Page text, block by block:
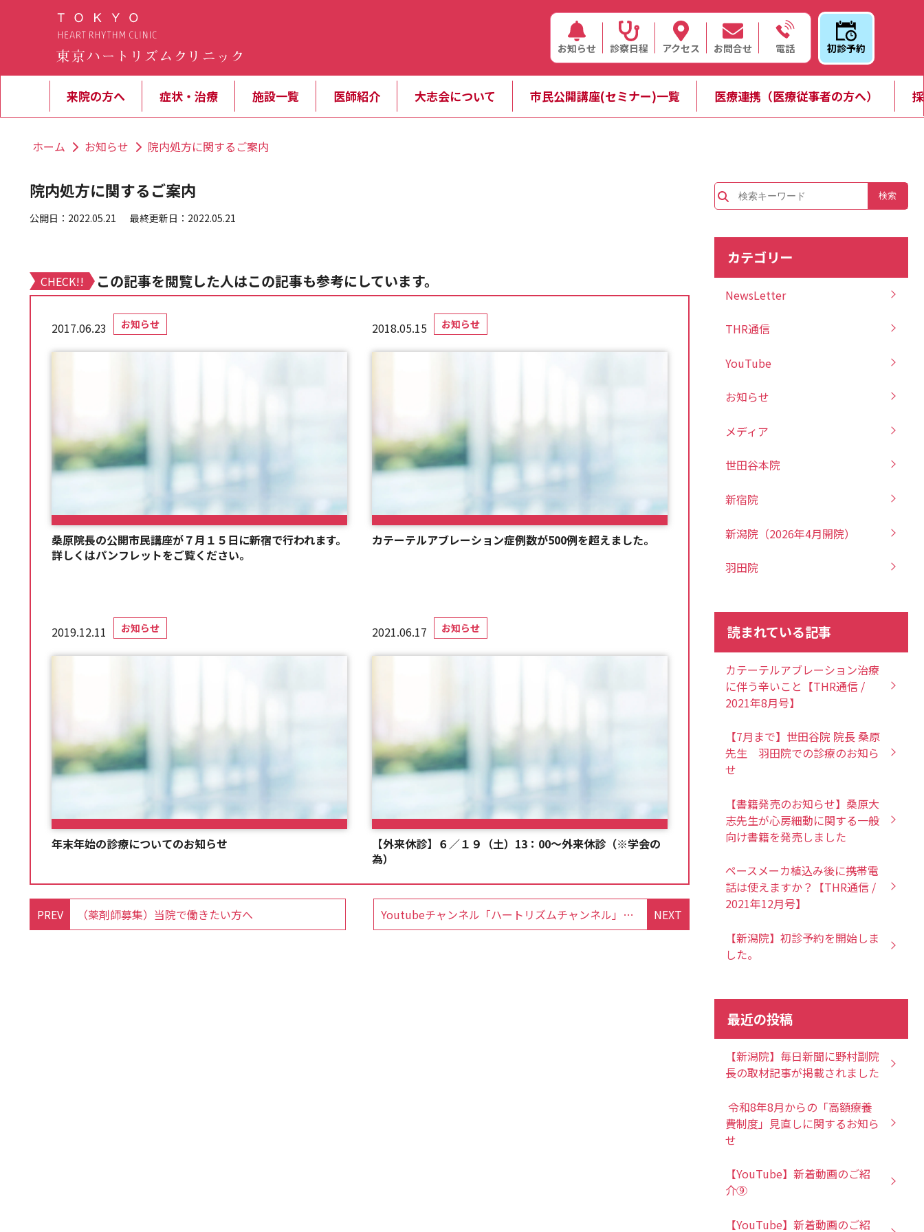
初診予約
お知らせ 診察日程 アクセス お問合せ 電話
来院の方へ 症状・治療 施設一覧 医師紹介 大志会について 市民公開講座(セミナー)一覧 医療連携（医療従事者の方へ）
ホーム お知らせ 院内処方に関するご案内
院内処方に関するご案内
公開日：2022.05.21 最終更新日：2022.05.21
CHECK!! この記事を閲覧した人はこの記事も参考にしています。
2017.06.23 お知らせ
桑原院長の公開市民講座が７月１５日に新宿で行われます。
詳しくはパンフレットをご覧ください。
2018.05.15 お知らせ
カテーテルアブレーション症例数が500例を超えました。
2019.12.11 お知らせ
年末年始の診療についてのお知らせ
2021.06.17 お知らせ
【外来休診】６／１９（土）13：00～外来休診（※学会の
為）
PREV （薬剤師募集）当院で働きたい方へ NEXT
Youtubeチャンネル「ハートリズムチャンネル」の配信を開始したしました
カテゴリー
NewsLetter
THR通信
YouTube
お知らせ
メディア
世田谷本院
新宿院
新潟院（2026年4月開院）
羽田院
読まれている記事
カテーテルアブレーション治療
に伴う辛いこと【THR通信 /
2021年8月号】
【7月まで】世田谷院 院長 桑原
先生 羽田院での診療のお知ら
せ
【書籍発売のお知らせ】桑原大
志先生が心房細動に関する一般
向け書籍を発売しました
ペースメーカ植込み後に携帯電
話は使えますか？【THR通信 /
2021年12月号】
【新潟院】初診予約を開始しま
した。
最近の投稿
【新潟院】毎日新聞に野村副院
長の取材記事が掲載されました
令和8年8月からの「高額療養
費制度」見直しに関するお知ら
せ
【YouTube】新着動画のご紹
介⑨
【YouTube】新着動画のご紹